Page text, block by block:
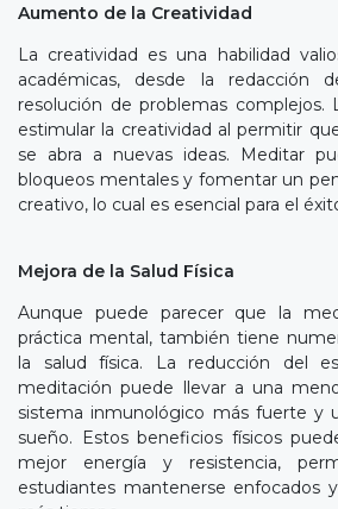
Aumento de la Creatividad
La creatividad es una habilidad
académicas, desde la redacción
resolución de problemas complejos.
estimular la creatividad al permitir
se abra a nuevas ideas. Meditar
bloqueos mentales y fomentar un
creativo, lo cual es esencial para el
Mejora de la Salud Física
Aunque puede parecer que la
práctica mental, también tiene
la salud física. La reducción del
meditación puede llevar a una
sistema inmunológico más fuerte y
sueño. Estos beneficios físicos
mejor energía y resistencia,
estudiantes mantenerse enfocados